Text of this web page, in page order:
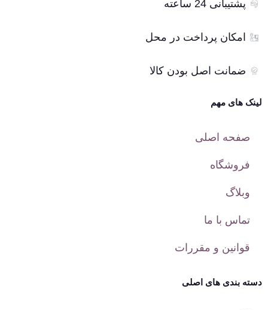
پشتیبانی 24 ساعته
امکان پرداخت در محل
ضمانت اصل بودن کالا
لینک های مهم
صفحه اصلی
فروشگاه
وبلاگ
تماس با ما
قوانین و مقررات
دسته بندی های اصلی